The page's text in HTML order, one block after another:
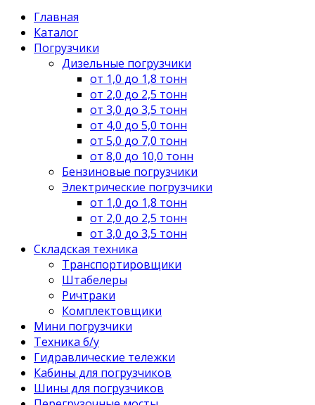
Главная
Каталог
Погрузчики
Дизельные погрузчики
от 1,0 до 1,8 тонн
от 2,0 до 2,5 тонн
от 3,0 до 3,5 тонн
от 4,0 до 5,0 тонн
от 5,0 до 7,0 тонн
от 8,0 до 10,0 тонн
Бензиновые погрузчики
Электрические погрузчики
от 1,0 до 1,8 тонн
от 2,0 до 2,5 тонн
от 3,0 до 3,5 тонн
Складская техника
Транспортировщики
Штабелеры
Ричтраки
Комплектовщики
Мини погрузчики
Техника б/у
Гидравлические тележки
Кабины для погрузчиков
Шины для погрузчиков